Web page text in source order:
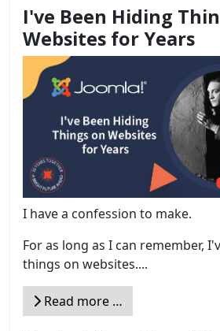
I've Been Hiding
Websites for Years
I have a confession to make.
For as long as I can remember,
things on websites....
Read more …